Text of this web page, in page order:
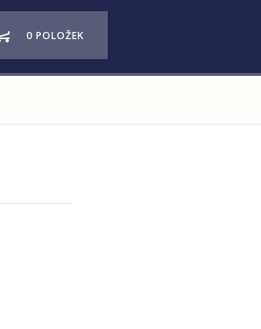
0 POLOŽEK